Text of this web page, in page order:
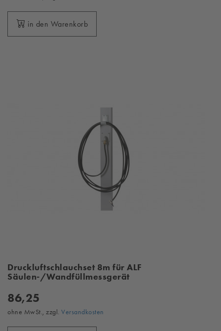
in den Warenkorb
Druckluftschlauchset 8m für ALF
Säulen-/Wandfüllmessgerät
86,25
ohne MwSt., zzgl. Versandkosten